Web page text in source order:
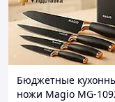
Бюджетные
ножи Magio MG-